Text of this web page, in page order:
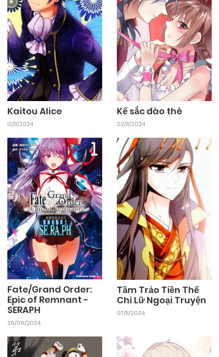
Chapter 37 24/09/2024
Chapter 36 24/09/2024
Chapter 35 24/09/2024
Chapter 33 24/09/2024
Chapter 32 24/09/2024
Chapter 30 24/09/2024
Chapter 29 24/09/2024
Chapter 28 24/09/2024
Chapter 27 24/09/2024
Kaitou Alice
12/11/2024
Kế sắc đào thê
02/11/2024
Fate/Grand Order:
Epic of Remnant -
SERAPH
26/09/2024
Tầm Trảo Tiền Thế
Chi Lữ Ngoại Truyện
07/11/2024